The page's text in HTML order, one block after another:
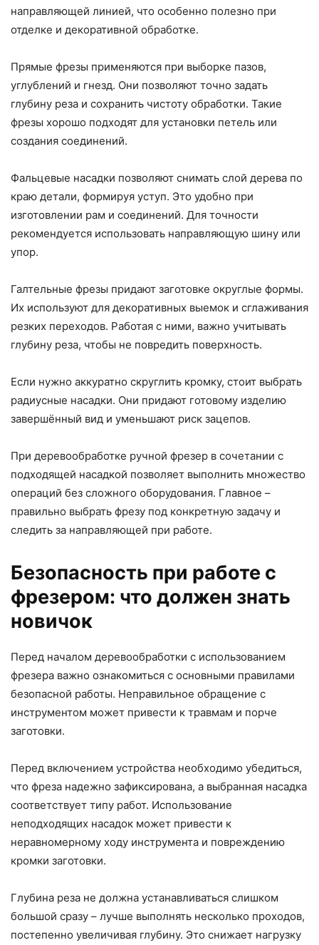
направляющей линией, что особенно полезно при
отделке и декоративной обработке.
Прямые фрезы применяются при выборке пазов,
углублений и гнезд. Они позволяют точно задать
глубину реза и сохранить чистоту обработки. Такие
фрезы хорошо подходят для установки петель или
создания соединений.
Фальцевые насадки позволяют снимать слой дерева по
краю детали, формируя уступ. Это удобно при
изготовлении рам и соединений. Для точности
рекомендуется использовать направляющую шину или
упор.
Галтельные фрезы придают заготовке округлые формы.
Их используют для декоративных выемок и сглаживания
резких переходов. Работая с ними, важно учитывать
глубину реза, чтобы не повредить поверхность.
Если нужно аккуратно скруглить кромку, стоит выбрать
радиусные насадки. Они придают готовому изделию
завершённый вид и уменьшают риск зацепов.
При деревообработке ручной фрезер в сочетании с
подходящей насадкой позволяет выполнить множество
операций без сложного оборудования. Главное –
правильно выбрать фрезу под конкретную задачу и
следить за направляющей при работе.
Безопасность при работе с
фрезером: что должен знать
новичок
Перед началом деревообработки с использованием
фрезера важно ознакомиться с основными правилами
безопасной работы. Неправильное обращение с
инструментом может привести к травмам и порче
заготовки.
Перед включением устройства необходимо убедиться,
что фреза надежно зафиксирована, а выбранная насадка
соответствует типу работ. Использование
неподходящих насадок может привести к
неравномерному ходу инструмента и повреждению
кромки заготовки.
Глубина реза не должна устанавливаться слишком
большой сразу – лучше выполнять несколько проходов,
постепенно увеличивая глубину. Это снижает нагрузку